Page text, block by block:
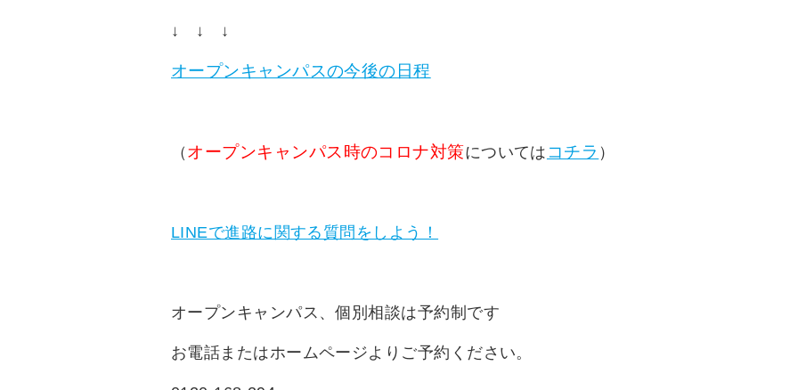
↓ ↓ ↓
オープンキャンパスの今後の日程
（ オープンキャンパス時のコロナ対策については コチラ ）
LINEで進路に関する質問をしよう！
オープンキャンパス、個別相談は予約制です
お電話またはホームページよりご予約ください。